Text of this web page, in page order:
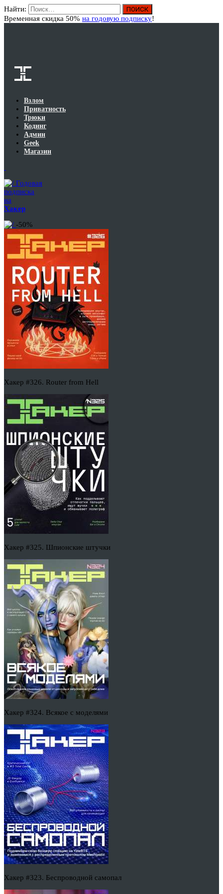
Найти:
Временная скидка 50% на годовую подписку!
Взлом
Приватность
Трюки
Кодинг
Админ
Geek
Магазин
Годовая
подписка
на
Хакер
-50%
Хакер #326. Router from Hell
Хакер #325. Шпионские штучки
Хакер #324. Всякое с моделями
Хакер #323. Беспроводной самопал